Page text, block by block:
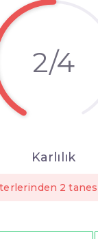
2/4
Karlılık
2 tanesi